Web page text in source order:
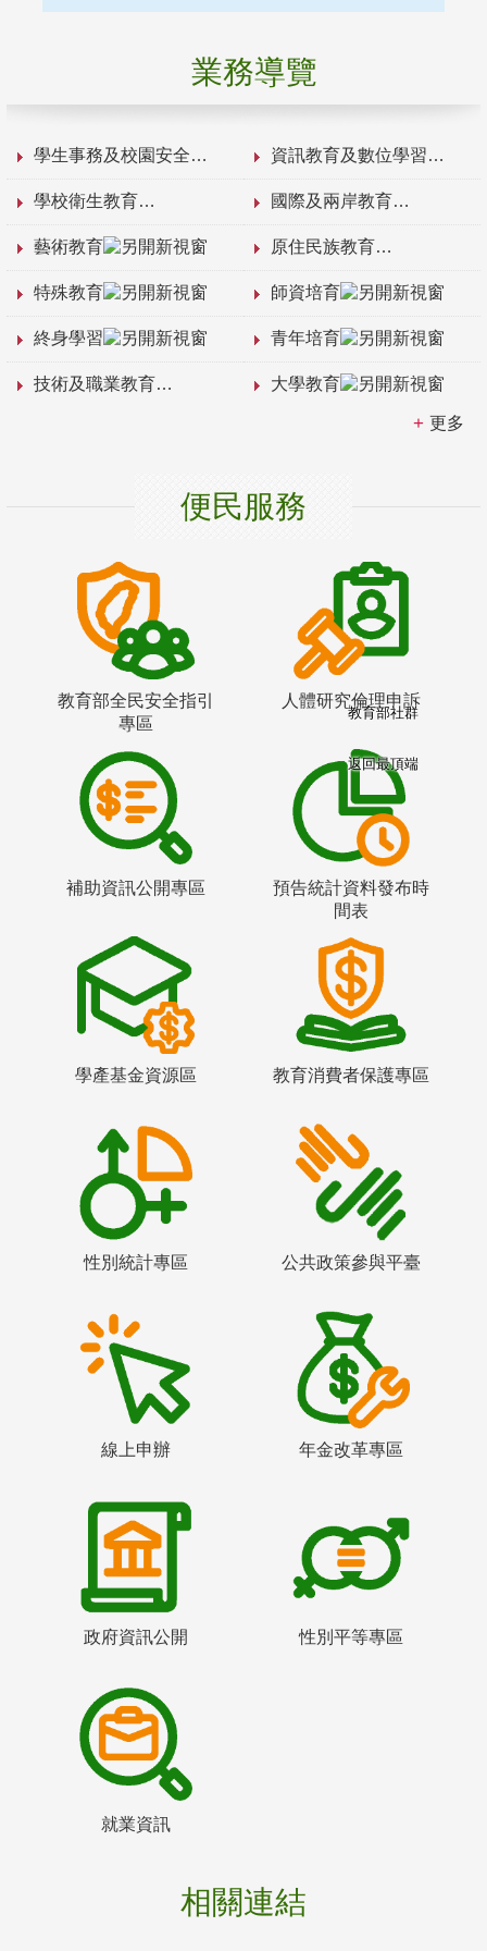
業務導覽
學生事務及校園安全 資訊教育及數位學習
學校衛生教育 國際及兩岸教育
藝術教育 原住民族教育
特殊教育 師資培育
終身學習 青年培育
技術及職業教育 大學教育
更多
便民服務
教育部全民安全指引
專區
人體研究倫理申訴
補助資訊公開專區
預告統計資料發布時
間表
學產基金資源區 教育消費者保護專區
性別統計專區 公共政策參與平臺
線上申辦 年金改革專區
政府資訊公開 性別平等專區
就業資訊
相關連結
教育部社群
返回最頂端